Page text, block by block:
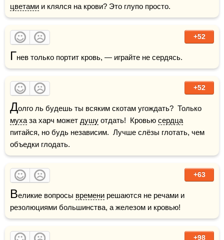
цветами и клялся на крови? Это глупо просто.
+52
Гнев только портит кровь, — играйте не сердясь.
+52
Д
муха за харч может душу отдать!  Кровью сердца
питайся, но будь независим.  Лучше слёзы глотать, чем
объедки глодать.
+63
Великие вопросы времени решаются не речами и
резолюциями большинства, а железом и кровью!
+98